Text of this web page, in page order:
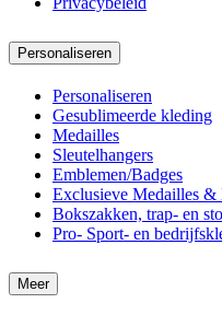
Personaliseren
Personaliseren
Gesublimeerde kleding
Medailles
Sleutelhangers
Emblemen/Badges
Exclusieve Medailles &
Bokszakken, trap- en
Pro- Sport- en
Meer